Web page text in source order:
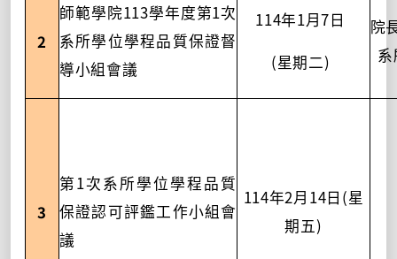
2
師範學院113學年度第1次
系所學位學程品質保證督
導小組會議
114年1 月7 日
(星期二)
院
系
3
第 1次系所學位學程品質
保證認可評鑑工作小組會
議
114年2月 14 日 (星
期五)